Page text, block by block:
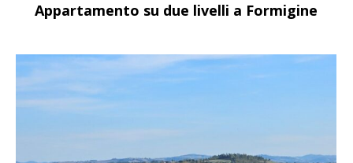
Appartamento su due livelli a Formigine